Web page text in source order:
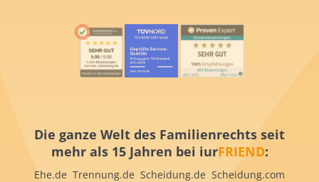
Die ganze Welt des Familienrechts seit
mehr als 15 Jahren bei iurFRIEND:
Ehe.de Trennung.de Scheidung.de Scheidung.com